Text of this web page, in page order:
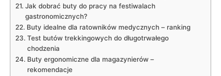
Jak dobrać buty do ⁤pracy na festiwalach​
gastronomicznych?
Buty idealne dla ⁣ratowników medycznych – ranking
Test butów‍ trekkingowych do długotrwałego
chodzenia
Buty ergonomiczne dla magazynierów –
rekomendacje